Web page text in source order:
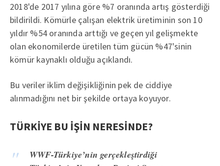
2018'de 2017 yılına göre %7 oranında artış gösterdiği
bildirildi. Kömürle çalışan elektrik üretiminin son 10
yıldır %54 oranında arttığı ve geçen yıl gelişmekte
olan ekonomilerde üretilen tüm gücün %47'sinin
kömür kaynaklı olduğu açıklandı.
Bu veriler iklim değişikliğinin pek de ciddiye
alınmadığını net bir şekilde ortaya koyuyor.
TÜRKİYE BU İŞİN NERESİNDE?
WWF-Türkiye’nin gerçekleştirdiği